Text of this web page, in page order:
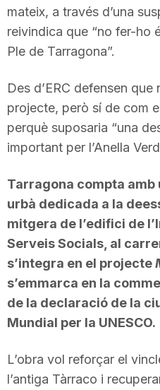
mateix, a través d’una
reivindica que “no fer-ho
Ple de Tarragona”.
Des d’ERC defensen
projecte, però sí de com
perquè suposaria “una
important per l’Anella
Tarragona compta amb
urbà dedicada a la
mitgera de l’edifici de
Serveis Socials, al
s’integra en el projecte
s’emmarca en la
de la declaració de la
Mundial per la UNESCO.
L’obra vol reforçar el
l’antiga Tàrraco i